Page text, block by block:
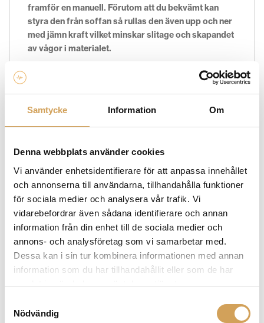
Samtycke Information Om
Denna webbplats använder cookies
Vi använder enhetsidentifierare för att anpassa innehållet
och annonserna till användarna, tillhandahålla funktioner
för sociala medier och analysera vår trafik. Vi
vidarebefordrar även sådana identifierare och annan
information från din enhet till de sociala medier och
annons- och analysföretag som vi samarbetar med.
Dessa kan i sin tur kombinera informationen med annan
information som du har tillhandahållit eller som de har
samlat in när du har använt deras tjänster.
Nödvändig
framför en manuell. Förutom att du bekvämt kan
styra den från soffan så rullas den även upp och ner
med jämn kraft vilket minskar slitage och skapandet
av vågor i materialet.
beställning, därför gäller ej öppet köp på
Euroscreens dukar då de specialtillverkas eller
skavanker eller problem som förknippas med snabb
massproduktion. Det innebär också att Euroscreen
har en leveranstid på cirka två veckor men levererar
duken direkt hem till dig från fabriken för att ingen
onödig tid ska gå till spillo.
Det medföljer fästen för tak och väggmontage.